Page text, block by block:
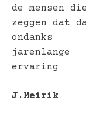
de mensen
zeggen dat
ondanks
jarenlange
ervaring
J.Meirik